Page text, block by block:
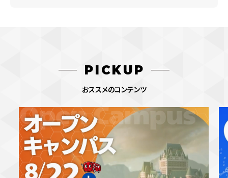
PICKUP
おススメのコンテンツ